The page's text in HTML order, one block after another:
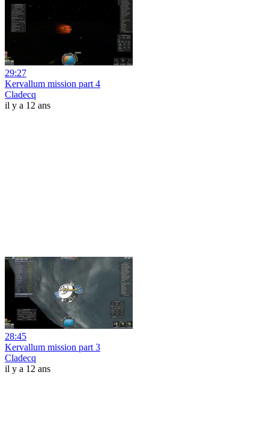
29:27
Kervallum mission part 4
Cladecq
il y a 12 ans
28:45
Kervallum mission part 3
Cladecq
il y a 12 ans